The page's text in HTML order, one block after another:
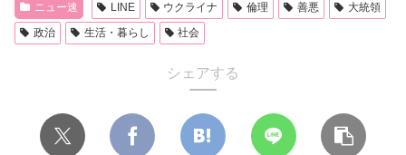
ニュー速 LINE ウクライナ 倫理 善悪
大統領
政治
生活・暮らし 社会
シェアする